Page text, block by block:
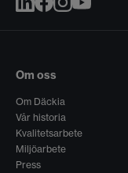
Om oss
Om Däckia
Vår historia
Kvalitetsarbete
Miljöarbete
Press